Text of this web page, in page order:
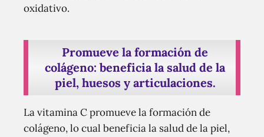
oxidativo.
Promueve la formación de
colágeno: beneficia la salud de la
piel, huesos y articulaciones.
La vitamina C promueve la formación de
colágeno, lo cual beneficia la salud de la piel,